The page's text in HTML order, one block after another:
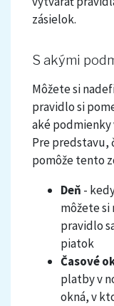
zásielok.
S akými
Môžete si
pravidlo si
aké
Pre predstavu,
pomôže tento
Deň -
môžete si
pravidlo
piatok
Časové
platby v
okná, v